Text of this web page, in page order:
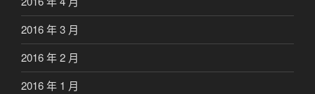
2016 年 3 月
2016 年 2 月
2016 年 1 月